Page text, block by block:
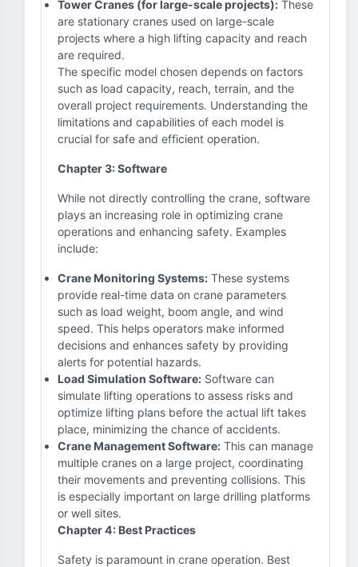
Tower Cranes (for large-scale projects): These
are stationary cranes used on large-scale
projects where a high lifting capacity and reach
are required.
The specific model chosen depends on factors
such as load capacity, reach, terrain, and the
overall project requirements. Understanding the
limitations and capabilities of each model is
crucial for safe and efficient operation.
Chapter 3: Software
While not directly controlling the crane, software
plays an increasing role in optimizing crane
operations and enhancing safety. Examples
include:
Crane Monitoring Systems: These systems
provide real-time data on crane parameters
such as load weight, boom angle, and wind
speed. This helps operators make informed
decisions and enhances safety by providing
alerts for potential hazards.
Load Simulation Software: Software can
simulate lifting operations to assess risks and
optimize lifting plans before the actual lift takes
place, minimizing the chance of accidents.
Crane Management Software: This can manage
multiple cranes on a large project, coordinating
their movements and preventing collisions. This
is especially important on large drilling platforms
or well sites.
Chapter 4: Best Practices
Safety is paramount in crane operation. Best